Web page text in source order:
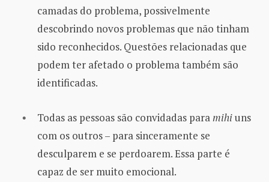
camadas do problema, possivelmente
descobrindo novos problemas que não tinham
sido reconhecidos. Questões relacionadas que
podem ter afetado o problema também são
identificadas.
Todas as pessoas são convidadas paramihiuns
com os outros – para sinceramente se
desculparem e se perdoarem. Essa parte é
capaz de ser muito emocional.